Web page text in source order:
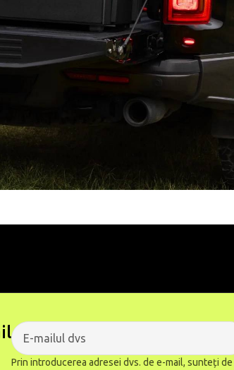
Prin introducerea adresei dvs. de e-mail, sunteți de